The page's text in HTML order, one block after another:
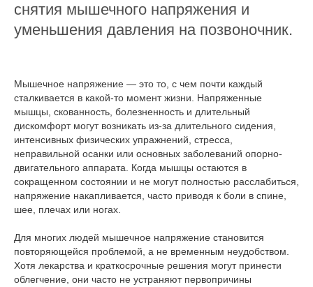
снятия мышечного напряжения и
уменьшения давления на позвоночник.
Мышечное напряжение — это то, с чем почти каждый
сталкивается в какой-то момент жизни. Напряженные
мышцы, скованность, болезненность и длительный
дискомфорт могут возникать из-за длительного сидения,
интенсивных физических упражнений, стресса,
неправильной осанки или основных заболеваний опорно-
двигательного аппарата. Когда мышцы остаются в
сокращенном состоянии и не могут полностью расслабиться,
напряжение накапливается, часто приводя к боли в спине,
шее, плечах или ногах.
Для многих людей мышечное напряжение становится
повторяющейся проблемой, а не временным неудобством.
Хотя лекарства и краткосрочные решения могут принести
облегчение, они часто не устраняют первопричины